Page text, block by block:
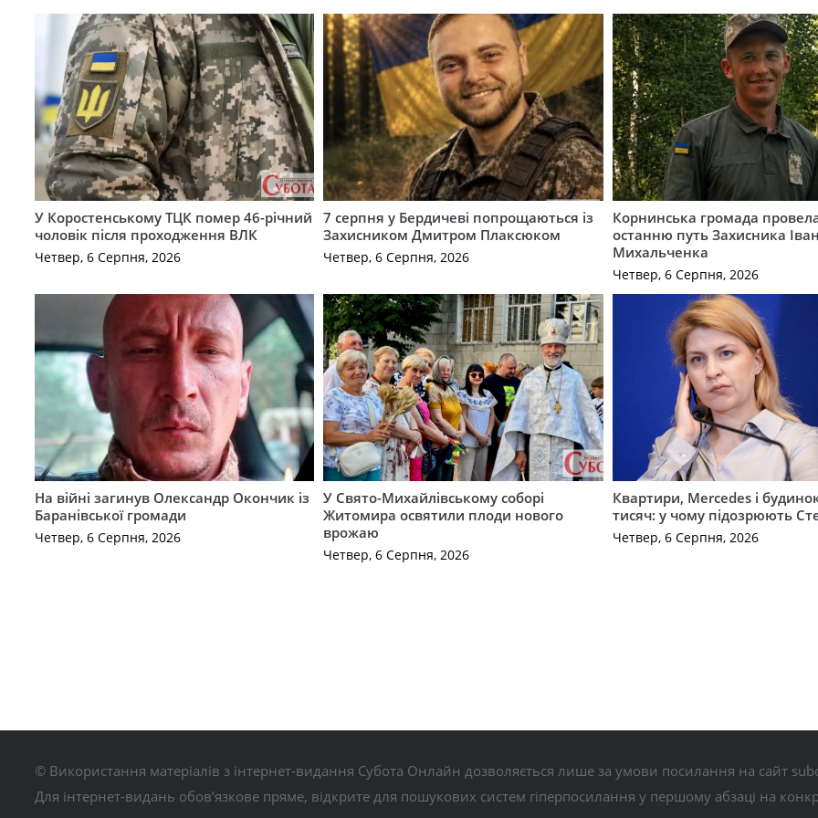
У Коростенському ТЦК помер 46-річний
чоловік після проходження ВЛК
Четвер, 6 Серпня, 2026
7 серпня у Бердичеві попрощаються із
Захисником Дмитром Плаксюком
Четвер, 6 Серпня, 2026
Корнинська громада
останню путь Захисника
Михальченка
Четвер, 6 Серпня, 2026
На війні загинув Олександр Окончик із
Баранівської громади
Четвер, 6 Серпня, 2026
У Свято-Михайлівському соборі
Житомира освятили плоди нового
врожаю
Четвер, 6 Серпня, 2026
Квартири, Mercedes і
тисяч: у чому підозрюють
Четвер, 6 Серпня, 2026
© Використання матеріалів з інтернет-видання Субота Онлайн дозволяється лише за умови посилання на сайт
Для інтернет-видань обов’язкове пряме, відкрите для пошукових систем гіперпосилання у першому абзаці на